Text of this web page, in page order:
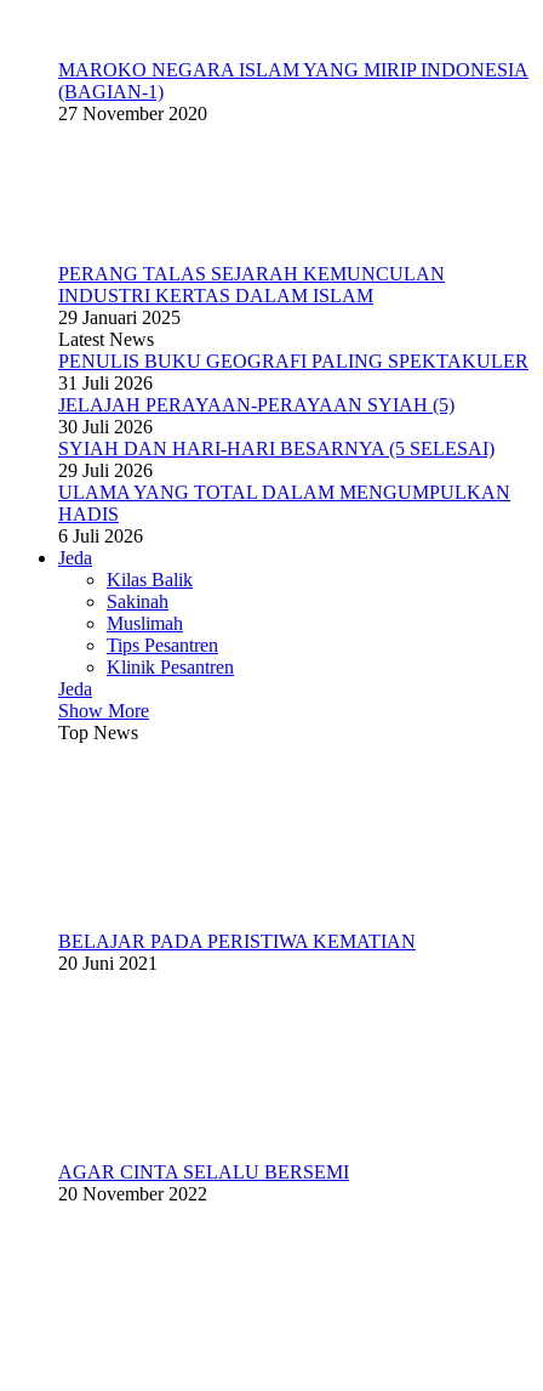
MAROKO NEGARA ISLAM YANG MIRIP INDONESIA
(BAGIAN-1)
27 November 2020
PERANG TALAS SEJARAH KEMUNCULAN
INDUSTRI KERTAS DALAM ISLAM
29 Januari 2025
Latest News
PENULIS BUKU GEOGRAFI PALING SPEKTAKULER
31 Juli 2026
JELAJAH PERAYAAN-PERAYAAN SYIAH (5)
30 Juli 2026
SYIAH DAN HARI-HARI BESARNYA (5 SELESAI)
29 Juli 2026
ULAMA YANG TOTAL DALAM MENGUMPULKAN
HADIS
6 Juli 2026
Jeda
Kilas Balik
Sakinah
Muslimah
Tips Pesantren
Klinik Pesantren
Jeda
Show More
Top News
BELAJAR PADA PERISTIWA KEMATIAN
20 Juni 2021
AGAR CINTA SELALU BERSEMI
20 November 2022